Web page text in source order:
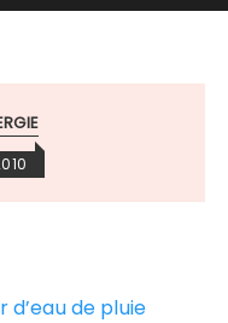
de pluie